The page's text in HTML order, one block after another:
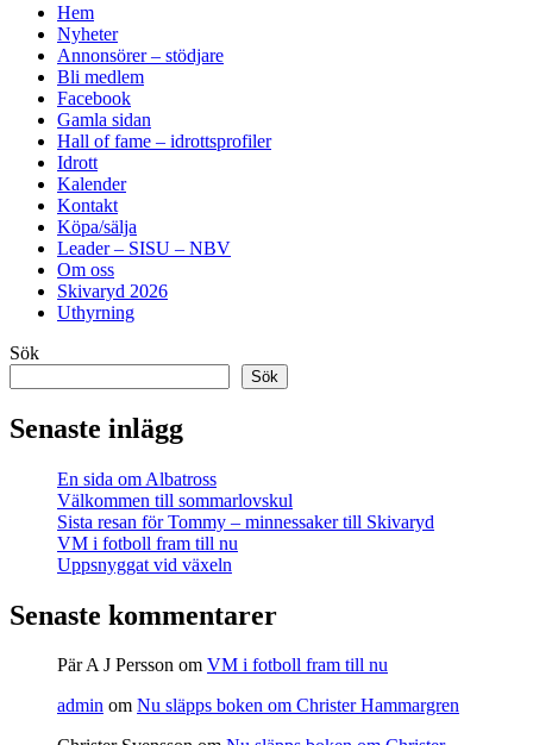
Hem
Nyheter
Annonsörer – stödjare
Bli medlem
Facebook
Gamla sidan
Hall of fame – idrottsprofiler
Idrott
Kalender
Kontakt
Köpa/sälja
Leader – SISU – NBV
Om oss
Skivaryd 2026
Uthyrning
Sök
Sök
Senaste inlägg
En sida om Albatross
Välkommen till sommarlovskul
Sista resan för Tommy – minnessaker till Skivaryd
VM i fotboll fram till nu
Uppsnyggat vid växeln
Senaste kommentarer
Pär A J Persson om VM i fotboll fram till nu
admin om Nu släpps boken om Christer Hammargren